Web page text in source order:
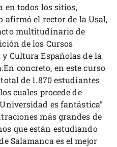
en todos los sitios,
afirmó el rector de la Usal,
multitudinario de
de los Cursos
Cultura Españolas de la
concreto, en este curso
de 1.870 estudiantes
cuales procede de
es fantástica”
más grandes de
que están estudiando
Salamanca es el mejor